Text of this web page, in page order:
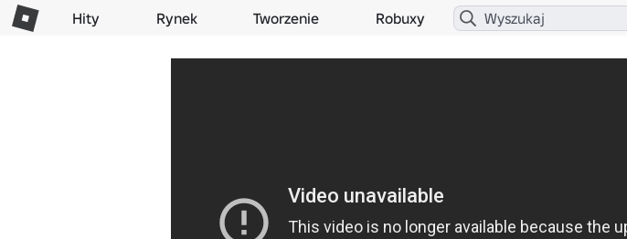
Hity Rynek Tworzenie Robuxy